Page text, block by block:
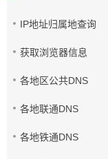
IP地址归属地查询
获取浏览器信息
各地区公共DNS
各地联通DNS
各地铁通DNS